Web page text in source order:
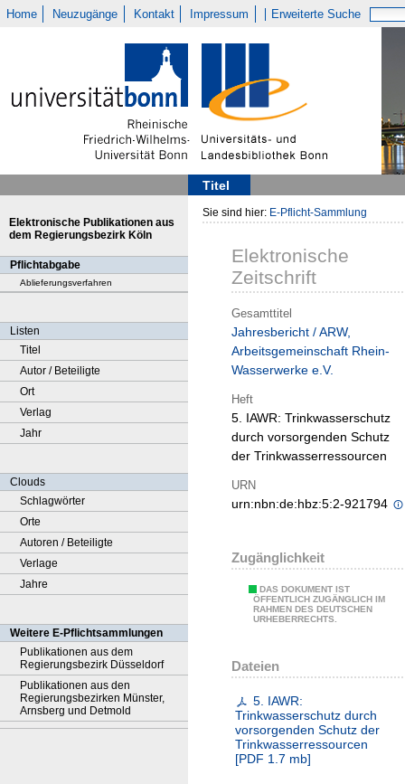
Home Neuzugänge Kontakt Impressum Erweiterte Suche
Titel
Elektronische Publikationen aus
dem Regierungsbezirk Köln
Pflichtabgabe
Ablieferungsverfahren
Listen
Titel
Autor / Beteiligte
Ort
Verlag
Jahr
Clouds
Schlagwörter
Orte
Autoren / Beteiligte
Verlage
Jahre
Weitere E-Pflichtsammlungen
Publikationen aus dem
Regierungsbezirk Düsseldorf
Publikationen aus den
Regierungsbezirken Münster,
Arnsberg und Detmold
Sie sind hier: E-Pflicht-Sammlung
Elektronische
Zeitschrift
Gesamttitel
Jahresbericht / ARW,
Arbeitsgemeinschaft Rhein-
Wasserwerke e.V.
Heft
5. IAWR: Trinkwasserschutz
durch vorsorgenden Schutz
der Trinkwasserressourcen
URN
urn:nbn:de:hbz:5:2-921794
Zugänglichkeit
DAS DOKUMENT IST
ÖFFENTLICH ZUGÄNGLICH IM
RAHMEN DES DEUTSCHEN
URHEBERRECHTS.
Dateien
5. IAWR:
Trinkwasserschutz durch
vorsorgenden Schutz der
Trinkwasserressourcen
[PDF 1.7 mb]